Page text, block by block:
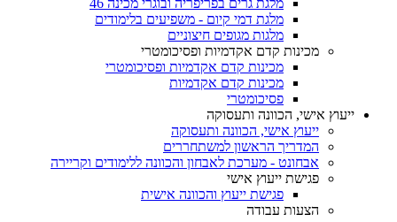
מלגת דמי קיום - משפיעים בלימודים
מלגות מגופים חיצוניים
מכינות קדם אקדמיות ופסיכומטרי
מכינות קדם אקדמיות ופסיכומטרי
מכינות קדם אקדמיות
פסיכומטרי
ייעוץ אישי, הכוונה ותעסוקה
ייעוץ אישי, הכוונה ותעסוקה
המדריך הראשון למשתחררים
אבחונט - מערכת לאבחון והכוונה ללימודים וקריירה
פגישת ייעוץ אישי
פגישת ייעוץ והכוונה אישית
הצעות עבודה